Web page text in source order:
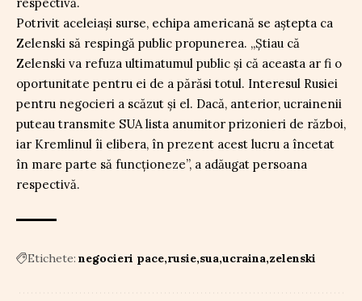
Potrivit aceleiași surse, echipa americană se aștepta ca
Zelenski să respingă public propunerea. „Știau că
Zelenski va refuza ultimatumul public și că aceasta ar fi o
oportunitate pentru ei de a părăsi totul. Interesul Rusiei
pentru negocieri a scăzut și el. Dacă, anterior, ucrainenii
puteau transmite SUA lista anumitor prizonieri de război,
iar Kremlinul îi elibera, în prezent acest lucru a încetat
în mare parte să funcționeze”, a adăugat persoana
respectivă.
Etichete: negocieri pace rusie sua ucraina zelenski